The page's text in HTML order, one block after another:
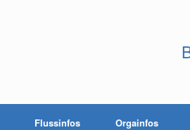
Flussinfos Orgainfos